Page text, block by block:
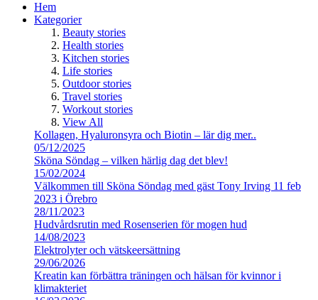
Hem
Kategorier
Beauty stories
Health stories
Kitchen stories
Life stories
Outdoor stories
Travel stories
Workout stories
View All
Kollagen, Hyaluronsyra och Biotin – lär dig mer..
05/12/2025
Sköna Söndag – vilken härlig dag det blev!
15/02/2024
Välkommen till Sköna Söndag med gäst Tony Irving 11 feb
2023 i Örebro
28/11/2023
Hudvårdsrutin med Rosenserien för mogen hud
14/08/2023
Elektrolyter och vätskeersättning
29/06/2026
Kreatin kan förbättra träningen och hälsan för kvinnor i
klimakteriet